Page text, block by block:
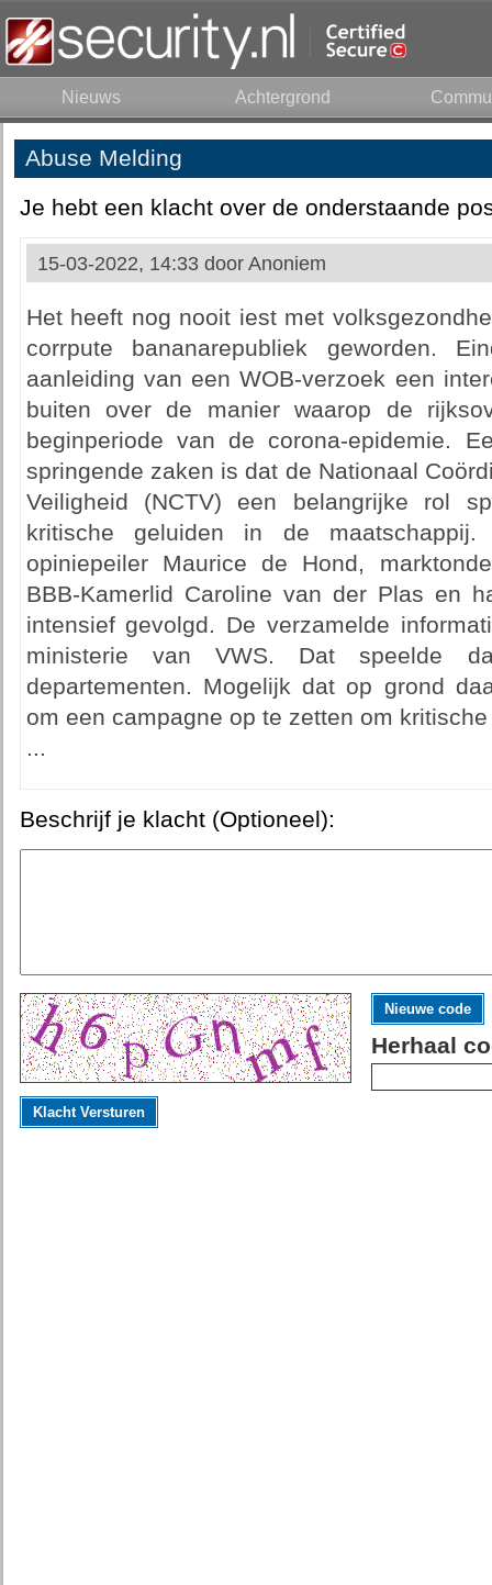
Nieuws Achtergrond
Abuse Melding
Je hebt een klacht over de onderstaande
15-03-2022, 14:33 door Anoniem
Het heeft nog nooit iest met
corrpute bananarepubliek geworden.
aanleiding van een WOB-verzoek een
buiten over de manier waarop de
beginperiode van de corona-epidemie.
springende zaken is dat de Nationaal
Veiligheid (NCTV) een belangrijke rol
kritische geluiden in de
opiniepeiler Maurice de Hond,
BBB-Kamerlid Caroline van der Plas en
intensief gevolgd. De verzamelde
ministerie van VWS. Dat speelde
departementen. Mogelijk dat op grond
om een campagne op te zetten om
...
Beschrijf je klacht (Optioneel):
Nieuwe code
Herhaal
Klacht Versturen